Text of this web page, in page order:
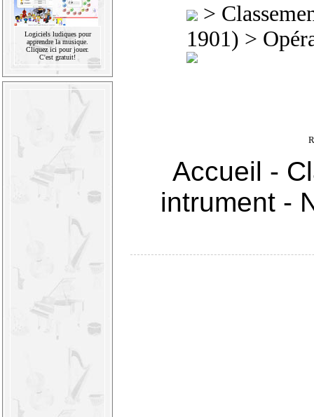
Logiciels ludiques pour
apprendre la musique.
Cliquez ici pour jouer.
C'est gratuit!
>
1901) >
Accueil -
intrument-